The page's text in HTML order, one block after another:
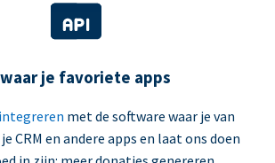
je favoriete apps
met de software waar je van
CRM en andere apps en laat ons doen